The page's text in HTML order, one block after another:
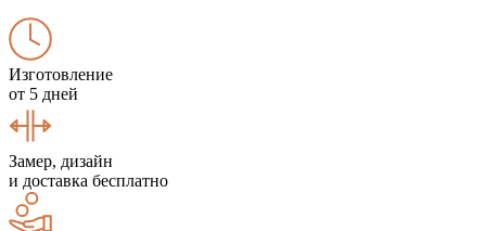
Изготовление
от 5 дней
Замер, дизайн
и доставка бесплатно